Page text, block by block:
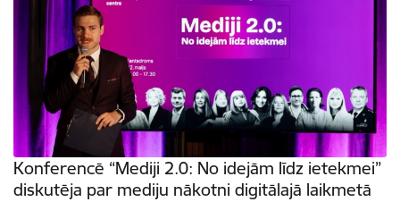
Konferencē “Mediji 2.0: No idejām līdz ietekmei”
diskutēja par mediju nākotni digitālajā laikmetā